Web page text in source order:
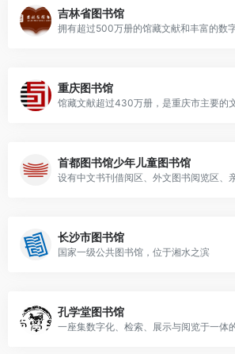
吉林省图书馆
拥有超过500万册的馆藏文献和丰富的数
重庆图书馆
首都图书馆少年儿童图书馆
长沙市图书馆
国家一级公共图书馆，位于湘水之滨
孔学堂图书馆
一座集数字化、检索、展示与阅览于一体